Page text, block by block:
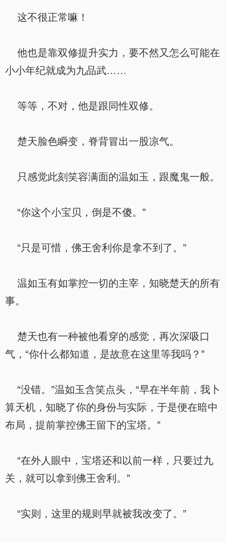
这不很正常嘛！
他也是靠双修提升实力，要不然又怎么可能在
小小年纪就成为九品武……
等等，不对，他是跟同性双修。
楚天脸色瞬变，脊背冒出一股凉气。
只感觉此刻笑容满面的温如玉，跟魔鬼一般。
“你这个小宝贝，倒是不傻。”
“只是可惜，佛王舍利你是拿不到了。”
温如玉有如掌控一切的主宰，知晓楚天的所有
事。
楚天也有一种被他看穿的感觉，再次深吸口
气，“你什么都知道，是故意在这里等我吗？”
“没错。”温如玉含笑点头，“早在半年前，我卜
算天机，知晓了你的身份与实际，于是便在暗中
布局，提前掌控佛王留下的宝塔。”
“在外人眼中，宝塔还和以前一样，只要过九
关，就可以拿到佛王舍利。”
“实则，这里的规则早就被我改变了。”